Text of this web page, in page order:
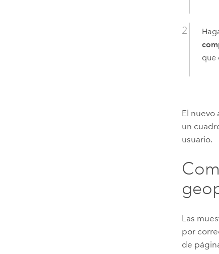
que
El nuevo
un
usuario.
Las
por
de